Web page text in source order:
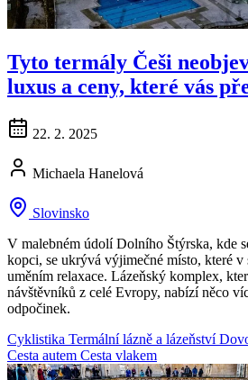
Tyto termály Češi
luxus a ceny, které vás
22. 2. 2025
Michaela Hanelová
Slovinsko
V malebném údolí Dolního Štýrska, kde
kopci, se ukrývá výjimečné místo, které
uměním relaxace. Lázeňský komplex,
návštěvníků z celé Evropy, nabízí něco
odpočinek.
Cyklistika Termální lázně a lázeňství
Cesta autem Cesta vlakem